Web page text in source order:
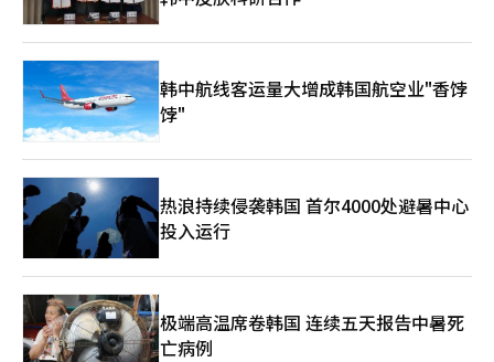
年的免费支持，并协商约9年的企业所得税豁免。这被视为通过吸
引外国技术企业加速数字转型政策的一部分。此外，该项目未来可
能扩展到教育领域以外的公共和城市基础设施。若数字身份认证系
统在校园内稳定运行，基于此可扩展到交通、公共服务、地区商圈
支付等智慧城市领域。实际上，越南政府正在将数字转型和智慧城
市建设作为主要政策任务，教育机构常常是起点。CrossHub目前
入驻河内国家创新中心，计划在6月中确定合资公司总部位置，并
仅仅是提供解决方案，还扩展到当地研究和开发（R&D）基础。全
球扩展战略也在同步进行。CrossHub计划在5月于中国山东省设
立当地法人，并计划在北美、欧洲、日本、新加坡等地增加亚洲区
域据点。公司目标是在今年内完成总计6个海外法人设立，构建全
球业务基础。业内人士认为，此项目是韩国区块链认证技术作
为“实用基础设施”应用于海外市场的案例。尤其是在教育机构这
样的大规模用户基础上验证后，未来可在公共、金融、医疗等多个
领域扩展，具有重要的战略意义。
韩中航线客运量大增成韩国航空业"香饽
饽"
热浪持续侵袭韩国 首尔4000处避暑中心
投入运行
极端高温席卷韩国 连续五天报告中暑死
亡病例